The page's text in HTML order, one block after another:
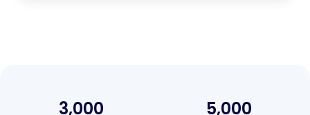
3,000 5,000